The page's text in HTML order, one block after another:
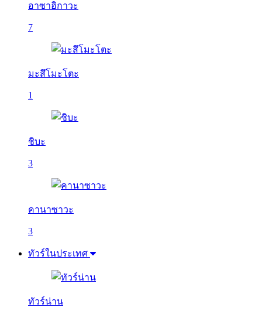
อาซาฮิกาวะ
7
มะสึโมะโตะ
1
ชิบะ
3
คานาซาวะ
3
ทัวร์ในประเทศ
ทัวร์น่าน